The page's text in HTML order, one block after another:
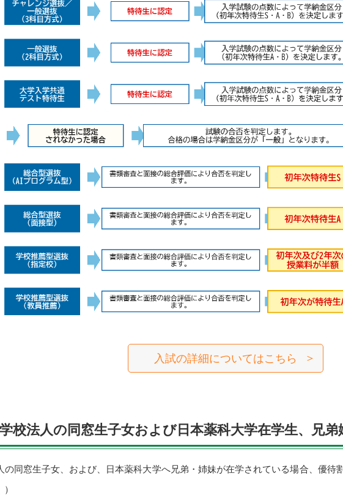
入試の詳細についてはこちら
校法人の同窓生子女および日本薬科大学在学生、兄弟
の同窓生子女、および、日本薬科大学へ兄弟・姉妹が在学されている場合、優待